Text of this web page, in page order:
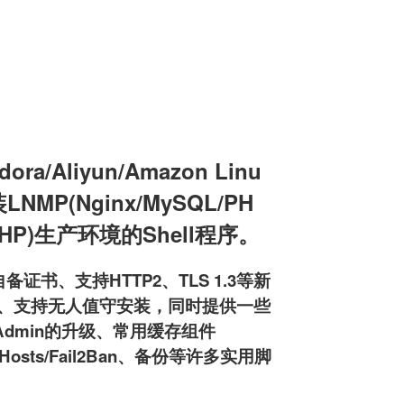
Aliyun/Amazon Linu
MySQL/PH
生产环境的Shell程序。
证书、支持HTTP2、TLS 1.3等新
支持无人值守安装，同时提供一些
的升级、常用缓存组件
Fail2Ban、备份等许多实用脚